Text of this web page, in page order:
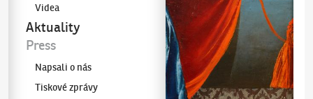
Videa
Aktuality
Press
Napsali o nás
Tiskové zprávy